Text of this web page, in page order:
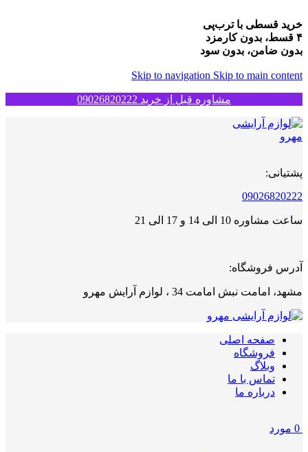
خرید قسطی با ترب‌پی
۴ قسط، بدون کارمزد
بدون ضامن، بدون سود
Skip to navigation Skip to main content
مشاوره قبل از خرید 09026820222
پشتیانی:
09026820222
ساعت مشاوره 10 الی 14 و 17 الی 21
آدرس فروشگاه:
مشهد، امامت نبش امامت 34 ، لوازم آرایش مهرو
صفحه اصلی
فروشگاه
وبلاگ
تماس با ما
درباره ما
0 مورد